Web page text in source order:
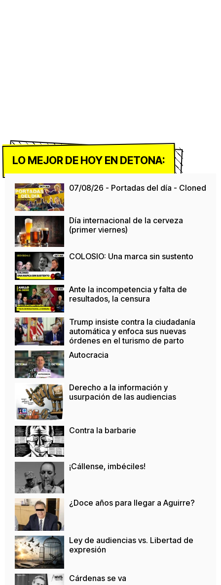
LO MEJOR DE HOY EN DETONA:
07/08/26 - Portadas del día - Cloned
Día internacional de la cerveza
(primer viernes)
COLOSIO: Una marca sin sustento
Ante la incompetencia y falta de
resultados, la censura
Trump insiste contra la ciudadanía
automática y enfoca sus nuevas
órdenes en el turismo de parto
Autocracia
Derecho a la información y
usurpación de las audiencias
Contra la barbarie
¡Cállense, imbéciles!
¿Doce años para llegar a Aguirre?
Ley de audiencias vs. Libertad de
expresión
Cárdenas se va